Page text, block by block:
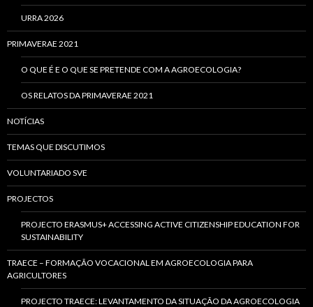
URRA 2026
PRIMAVERAE 2021
O QUE É E O QUE SE PRETENDE COM A AGROECOLOGIA?
OS RELATOS DA PRIMAVERAE 2021
NOTÍCIAS
TEMAS QUE DISCUTIMOS
VOLUNTARIADO SVE
PROJECTOS
PROJECTO ERASMUS+ ACCESSING ACTIVE CITIZENSHIP EDUCATION FOR
SUSTAINABILITY
TRAECE – FORMAÇÃO VOCACIONAL EM AGROECOLOGIA PARA
AGRICULTORES
PROJECTO TRAECE: LEVANTAMENTO DA SITUAÇÃO DA AGROECOLOGIA